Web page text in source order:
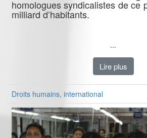
homologues syndicalistes de ce
milliard d’habitants.
...
Lire plus
Droits humains, international